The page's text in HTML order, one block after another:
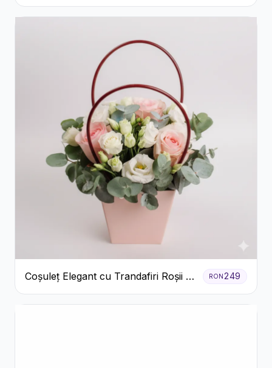
Trandafiri și Gerbera
Coșuleț Elegant cu Trandafiri Roșii și
Lisianthus Alb
RON249